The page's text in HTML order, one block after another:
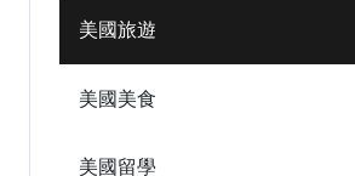
美國旅遊
美國美食
美國留學